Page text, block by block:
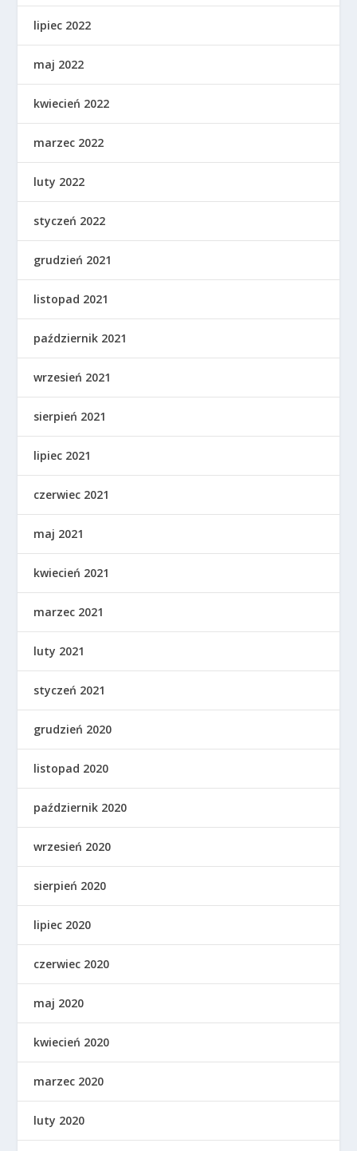
lipiec 2022
maj 2022
kwiecień 2022
marzec 2022
luty 2022
styczeń 2022
grudzień 2021
listopad 2021
październik 2021
wrzesień 2021
sierpień 2021
lipiec 2021
czerwiec 2021
maj 2021
kwiecień 2021
marzec 2021
luty 2021
styczeń 2021
grudzień 2020
listopad 2020
październik 2020
wrzesień 2020
sierpień 2020
lipiec 2020
czerwiec 2020
maj 2020
kwiecień 2020
marzec 2020
luty 2020